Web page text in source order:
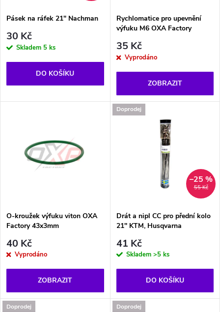
p
r
d
s
p
r
o
ů
Pásek na ráfek 21" Nachman
30 Kč
Skladem 5 ks
DO KOŠÍKU
Rychlomatice pro upevnění
výfuku M6 OXA Factory
35 Kč
Vyprodáno
ZOBRAZIT
O-kroužek výfuku viton OXA
Factory 43x3mm
40 Kč
Vyprodáno
ZOBRAZIT
Doprodej
55 Kč
–25 %
Drát a nipl CC pro přední kolo
21'' KTM, Husqvarna
41 Kč
Skladem >5 ks
DO KOŠÍKU
Doprodej Doprodej